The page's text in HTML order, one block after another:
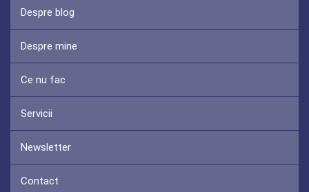
Despre blog
Despre mine
Ce nu fac
Servicii
Newsletter
Contact